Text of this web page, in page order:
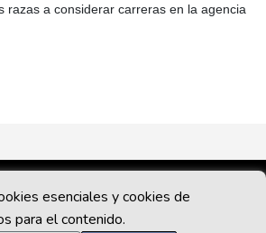
esenciales y cookies de
para el contenido.
razas a considerar carreras en la agencia